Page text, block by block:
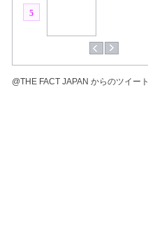
5
@THE FACT JAPAN からのツイート